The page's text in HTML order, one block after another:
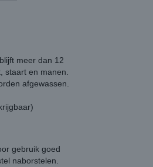
meer dan 12
staart en manen.
afgewassen.
gebruik goed
naborstelen.